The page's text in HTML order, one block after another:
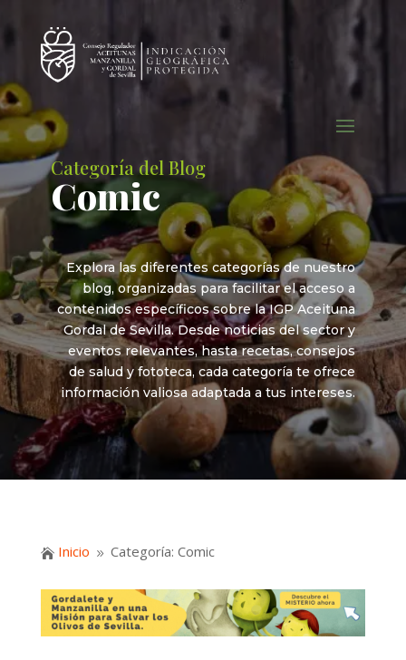
Categoría del Blog
Comic
Explora las diferentes categorías de nuestro
blog, organizadas para facilitar el acceso a
contenidos específicos sobre la IGP Aceituna
Gordal de Sevilla. Desde noticias del sector y
eventos relevantes, hasta recetas, consejos
de salud y fototeca, cada categoría te ofrece
información valiosa adaptada a tus intereses.
 Inicio 9 Categoría: Comic